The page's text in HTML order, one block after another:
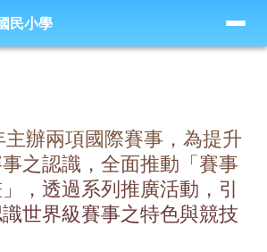
國民小學
民小學
辦兩項國際賽事，為提升
之認識，全面推動「賽事
，透過系列推廣活動，引
世界級賽事之特色與競技